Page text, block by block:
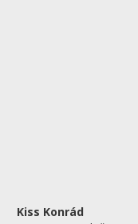
Kiss Konrád